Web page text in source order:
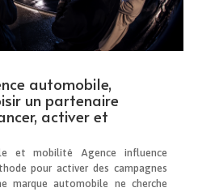
automobile,
un partenaire
activer et
et mobilité Agence influence
pour activer des campagnes
marque automobile ne cherche